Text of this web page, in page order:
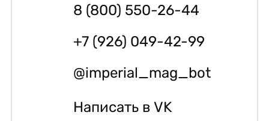
8 (800) 550-26-44
+7 (926) 049-42-99
@imperial_mag_bot
Написать в VK